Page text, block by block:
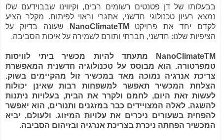
בבעלותו של דן פטנטים רשומים רבים, וקיווינו שבבוידעם שלו
נמצא רעיון טכנולוגי חדשני, אתגרי וראוי לפיתוח. מקלר הציע
לקדם יחד את פרויקט NanoClimateTM
שעונה בדיוק על
הציפיות שלנו: חדשני, חברתי ותורם לשמירה על איכות הסביבה.
NanoClimateTM מתעתד להיות מכשיר ביתי לוויסות
טמפרטורה. הוא מבוסס על טכנולוגיה חדשנית המאפשרת
צריכת אנרגיה נמוכה מאד במכשיר זול מהקיימים בשוק.
הצלחת המכשיר תאפשר למשפחות רבות שאינן יכולות
לעשות זאת היום, לחמם ולקרר את הבית, בעלויות ניתנות
להשגה. לאלה המצויידים כבר במזגנים ותנורים, הוא יאפשר
להפחית בשעורים ניכרים את עלויות המיזוג. ולעולם, יביא
המכשיר הפחתה ניכרת בצריכת אנרגיה ובזיהום הסביבה.